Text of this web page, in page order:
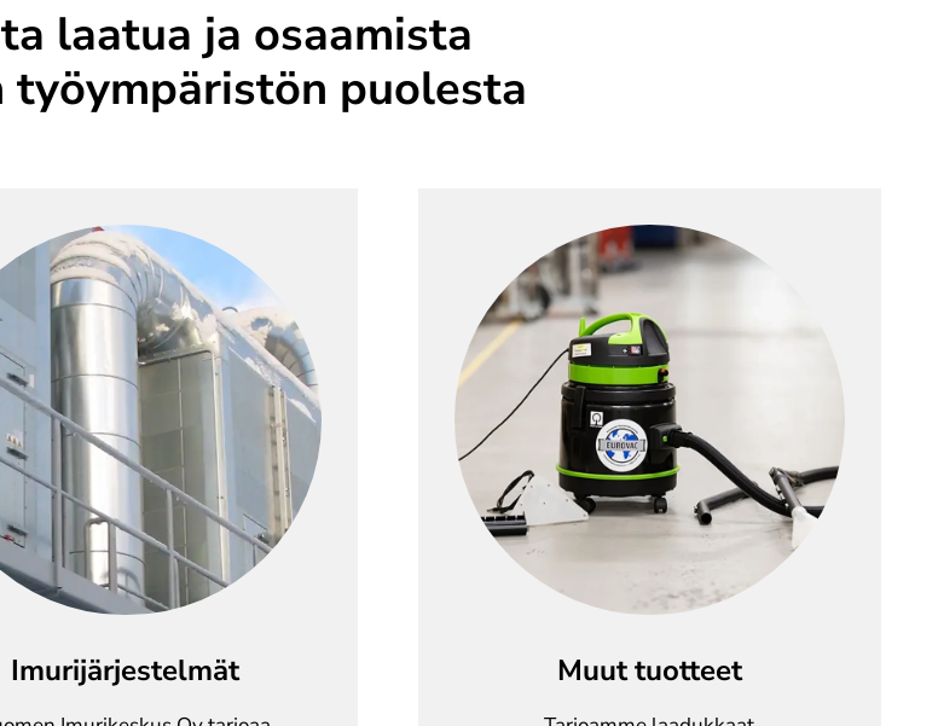
laatua ja osaamista
työympäristön puolesta
Imurijärjestelmät Muut tuotteet